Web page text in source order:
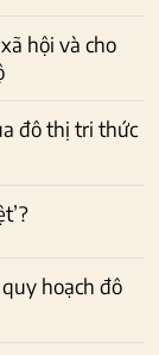
hội và cho
đô thị tri thức
hoạch đô